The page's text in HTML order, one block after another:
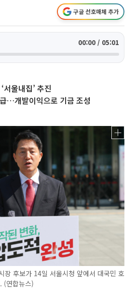
구글 선호매체 추가
00:00 / 05:01
서울내집’ 추진
…개발이익으로 기금 조성
후보가 14일 서울시청 앞에서 대국민 호
(연합뉴스)